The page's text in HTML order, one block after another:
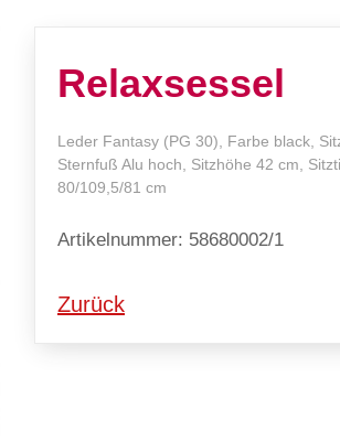
Relaxsessel
Leder Fantasy (PG 30), Farbe black,
Sternfuß Alu hoch, Sitzhöhe 42 cm,
80/109,5/81 cm
Artikelnummer: 58680002/1
Zurück